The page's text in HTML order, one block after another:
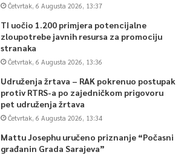
Četvrtak, 6 Augusta 2026, 13:37
TI uočio 1.200 primjera potencijalne
zloupotrebe javnih resursa za promociju
stranaka
Četvrtak, 6 Augusta 2026, 13:36
Udruženja žrtava – RAK pokrenuo postupak
protiv RTRS-a po zajedničkom prigovoru
pet udruženja žrtava
Četvrtak, 6 Augusta 2026, 13:34
Mattu Josephu uručeno priznanje “Počasni
građanin Grada Sarajeva”